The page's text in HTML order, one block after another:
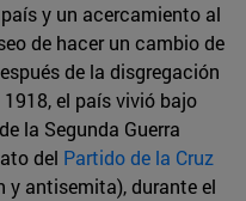
y un acercamiento al
de hacer un cambio de
de la disgregación
el país vivió bajo
la Segunda Guerra
del Partido de la Cruz
y antisemita), durante el